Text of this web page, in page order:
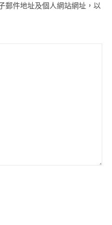
郵件地址及個人網站網址，以